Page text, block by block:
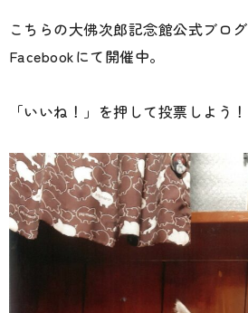
こちらの大佛次郎記念館公式ブロ
Facebookにて開催中。
「いいね！」を押して投票しよう！